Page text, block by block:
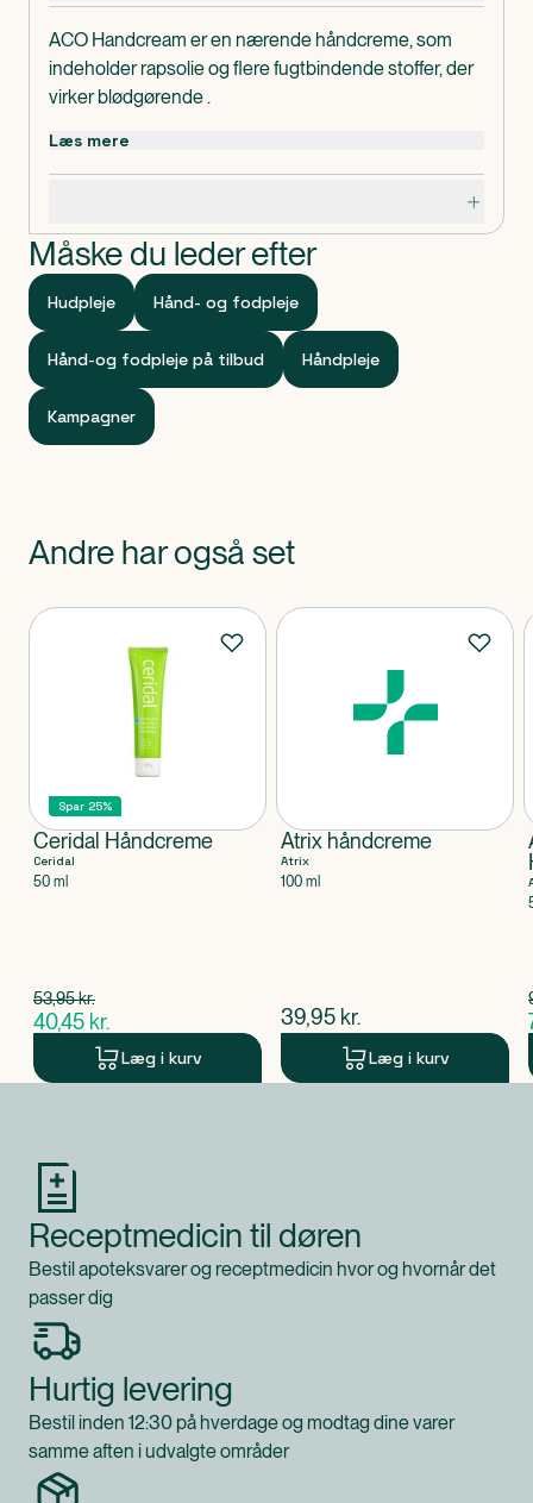
ACO Handcream er en nærende håndcreme, som
indeholder rapsolie og flere fugtbindende stoffer, der
virker blødgørende .
som en hinde på hænderne, hvor resultatet bliver
bløde og smidige hænder.
Velegnet til tørre hænder.
Kan anvendes dagligt eller efter behov.
Indeholder
Ingredients: Aqua, Glyceryl Stearate SE, Isopropyl
Myristate, Glycerin, Cetyl Alcohol, Urea, Dimethicone,
Canola Oil, PEG-100 Stearate, Ubiquinone, Sodium
Citrate, Citric Acid, Phenoxyethanol, Caprylyl Glycol,
Parfum.
Læs mere
Måske du leder efter
Hudpleje Hånd- og fodpleje
Hånd-og fodpleje på tilbud Håndpleje
Kampagner
Andre har også set
Produkter
Spar 25%
Ceridal Håndcreme
Ceridal
50 ml
$gammel pris
53,95kr.
Spar 13,50 kr.
$nuværende pris
40,45 kr.
Læg i kurv
Atrix håndcreme
Atrix
100 ml
$nuværende pris
39,95 kr.
Læg i kurv
Receptmedicin til døren
Bestil apoteksvarer og receptmedicin hvor og hvornår det
passer dig
Hurtig levering
Bestil inden 12:30 på hverdage og modtag dine varer
samme aften i udvalgte områder